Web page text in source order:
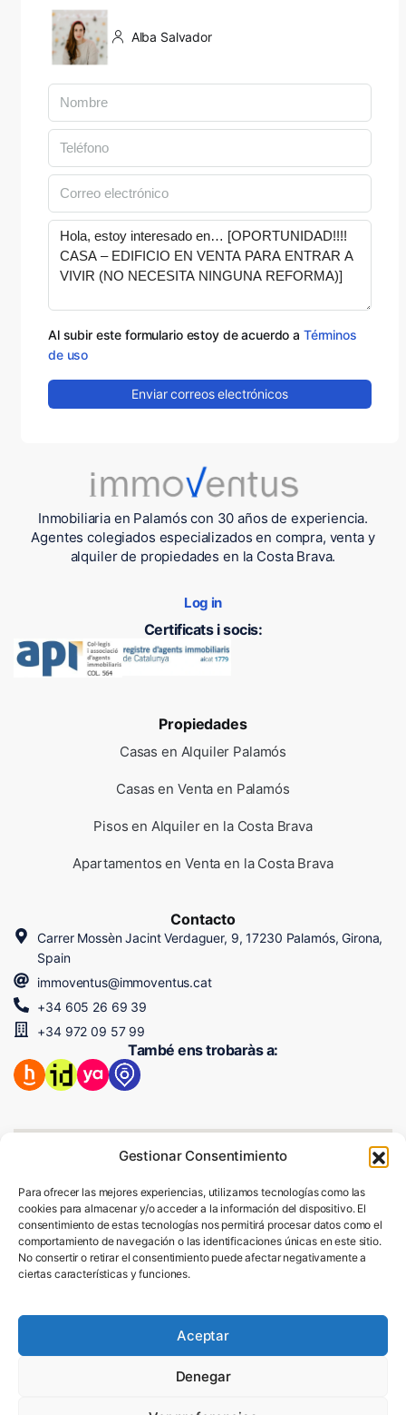
Gestionar Consentimiento
Para ofrecer las mejores experiencias, utilizamos tecnologías como las
cookies para almacenar y/o acceder a la información del dispositivo. El
consentimiento de estas tecnologías nos permitirá procesar datos como el
comportamiento de navegación o las identificaciones únicas en este sitio.
No consertir o retirar el consentimiento puede afectar negativamente a
ciertas características y funciones.
Aceptar
Denegar
Alba Salvador
Al subir este formulario estoy de acuerdo a Términos
de uso
Enviar correos electrónicos
Inmobiliaria en Palamós con 30 años de experiencia.
Agentes colegiados especializados en compra, venta y
alquiler de propiedades en la Costa Brava.
Log in
Certificats i socis:
Propiedades
Casas en Alquiler Palamós
Casas en Venta en Palamós
Pisos en Alquiler en la Costa Brava
Apartamentos en Venta en la Costa Brava
Contacto
Carrer Mossèn Jacint Verdaguer, 9, 17230 Palamós, Girona,
Spain
immoventus@immoventus.cat
+34 605 26 69 39
+34 972 09 57 99
També ens trobaràs a: